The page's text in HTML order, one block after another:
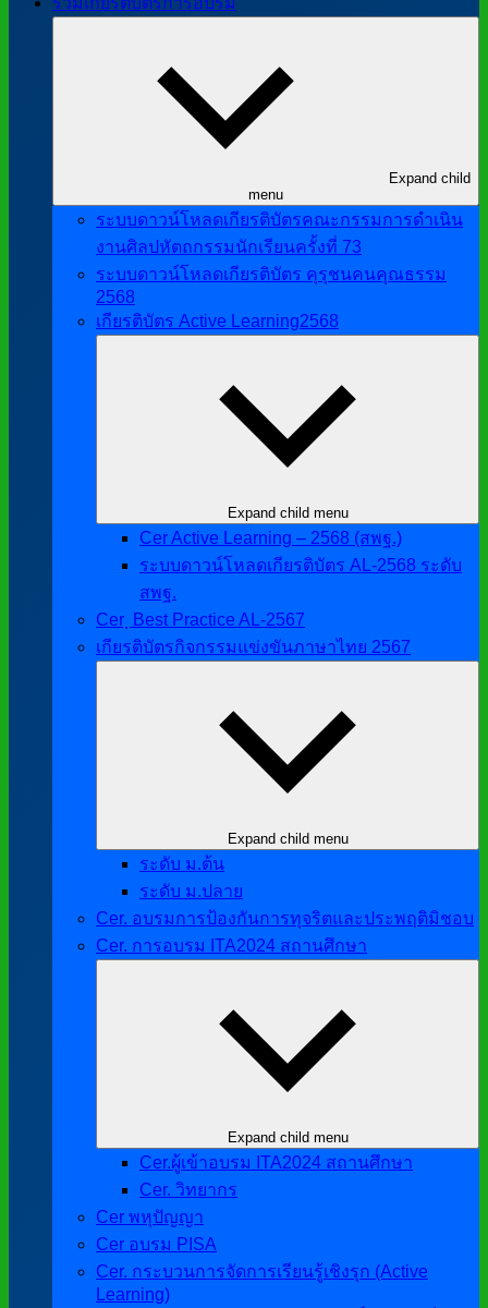
Expand child
menu
ระบบดาวน์โหลดเกียรติบัตรคณะกรรมการดำเนิน
งานศิลปหัตถกรรมนักเรียนครั้งที่ 73
ระบบดาวน์โหลดเกียรติบัตร คุรุชนคนคุณธรรม
2568
เกียรติบัตร Active Learning2568
Expand child menu
Cer Active Learning – 2568 (สพฐ.)
ระบบดาวน์โหลดเกียรติบัตร AL-2568 ระดับ
สพฐ.
Cer ฺ Best Practice AL-2567
เกียรติบัตรกิจกรรมแข่งขันภาษาไทย 2567
Expand child menu
ระดับ ม.ต้น
ระดับ ม.ปลาย
Cer. อบรมการป้องกันการทุจริตและประพฤติมิชอบ
Cer. การอบรม ITA2024 สถานศึกษา
Expand child menu
Cer.ผู้เข้าอบรม ITA2024 สถานศึกษา
Cer. วิทยากร
Cer พหุปัญญา
Cer อบรม PISA
Cer. กระบวนการจัดการเรียนรู้เชิงรุก (Active
Learning)